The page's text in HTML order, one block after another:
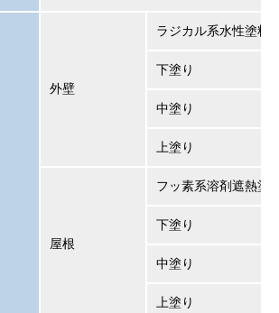
外壁
ラジカル系水性塗料
下塗り
中塗り
上塗り
屋根
フッ素系溶剤遮熱塗
下塗り
中塗り
上塗り